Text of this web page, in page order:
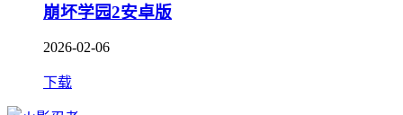
崩坏学园2安卓版
2026-02-06
下载